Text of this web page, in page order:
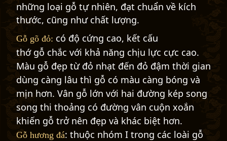
những loại gỗ tự nhiên, đạt chuẩn về kích
thước, cũng như chất lượng.
Gỗ gõ đỏ: có độ cứng cao, kết cấu
thớ gỗ chắc với khả năng chịu lực cực cao.
Màu gỗ đẹp từ đỏ nhạt đến đỏ đậm thời gian
dùng càng lâu thì gỗ có màu càng bóng và
mịn hơn. Vân gỗ lớn với hai đường kép song
song thi thoảng có đường vân cuộn xoắn
khiến gỗ trở nên đẹp và khác biệt hơn.
Gỗ hương đá: thuộc nhóm I trong các loài gỗ